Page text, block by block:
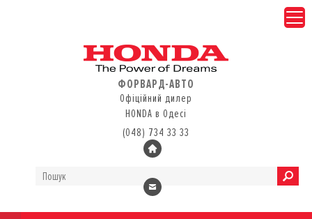
ФОРВАРД-АВТО
Офіційний дилер
HONDA в Одесі
(048) 734 33 33